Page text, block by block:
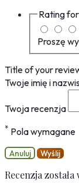
Rating for
Proszę
Title of your
Twoje imię i
Twoja recenzja
* Pola wymagane
Anuluj Wyślij
Recenzja została